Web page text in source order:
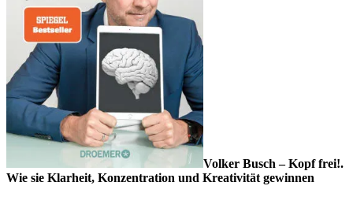
Volker Busch – Kopf frei!.
Wie sie Klarheit, Konzentration und Kreativität gewinnen